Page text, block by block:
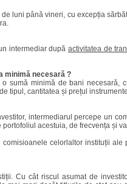
luni până vineri, cu excepția
intermediar după activitatea de
minimă necesară ?
sumă minimă de bani
tipul, cantitatea și prețul
intermediarul percepe un
acestuia, de frecvența și
celorlaltor instituții
Cu cât riscul asumat de